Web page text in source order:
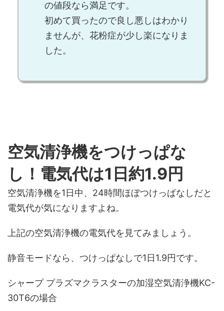
の値段なら満足です。
初めて買ったので良し悪しはわかり
ませんが、花粉症が少し楽になりま
した。
空気清浄機をつけっぱな
し！電気代は1日約1.9円
空気清浄機を1日中、24時間ほぼつけっぱなしだと
電気代が気になりますよね。
上記の空気清浄機の電気代を見てみましょう。
静音モードなら、つけっぱなしで1日1.9円です。
シャープ プラズマクラスターの加湿空気清浄機KC-
30T6の場合